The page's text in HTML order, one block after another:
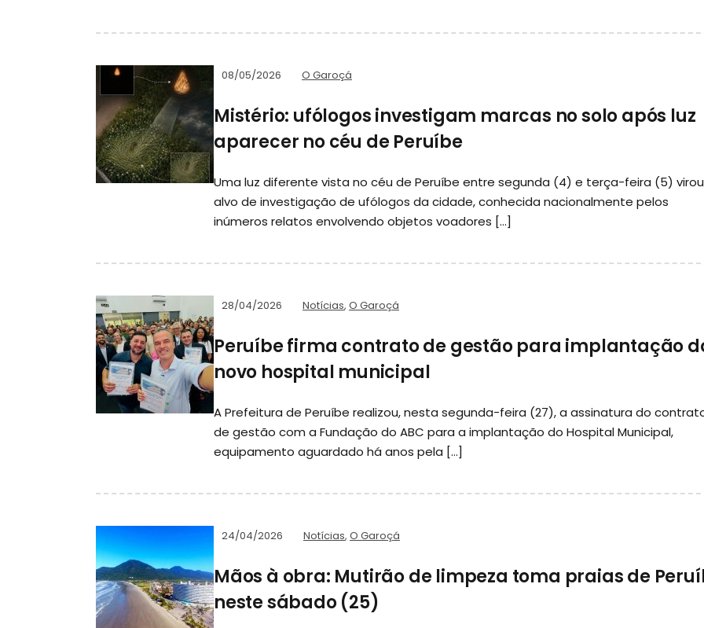
08/05/2026 O Garoçá
Mistério: ufólogos investigam marcas no solo após luz
aparecer no céu de Peruíbe
Uma luz diferente vista no céu de Peruíbe entre segunda (4) e terça-feira (5) virou
alvo de investigação de ufólogos da cidade, conhecida nacionalmente pelos
inúmeros relatos envolvendo objetos voadores […]
28/04/2026 Notícias, O Garoçá
Peruíbe firma contrato de gestão para implantação
novo hospital municipal
A Prefeitura de Peruíbe realizou, nesta segunda-feira (27), a assinatura do
de gestão com a Fundação do ABC para a implantação do Hospital Municipal,
equipamento aguardado há anos pela […]
24/04/2026 Notícias, O Garoçá
Mãos à obra: Mutirão de limpeza toma praias de
neste sábado (25)